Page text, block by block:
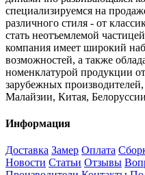
специализируемся на
различного стиля - от
стать неотъемлемой
компания имеет широкий
возможностей, а также
номенклатурой продукции
зарубежных
Малайзии, Китая,
Информация
Доставка Замер Оплата
Новости Статьи Отзывы